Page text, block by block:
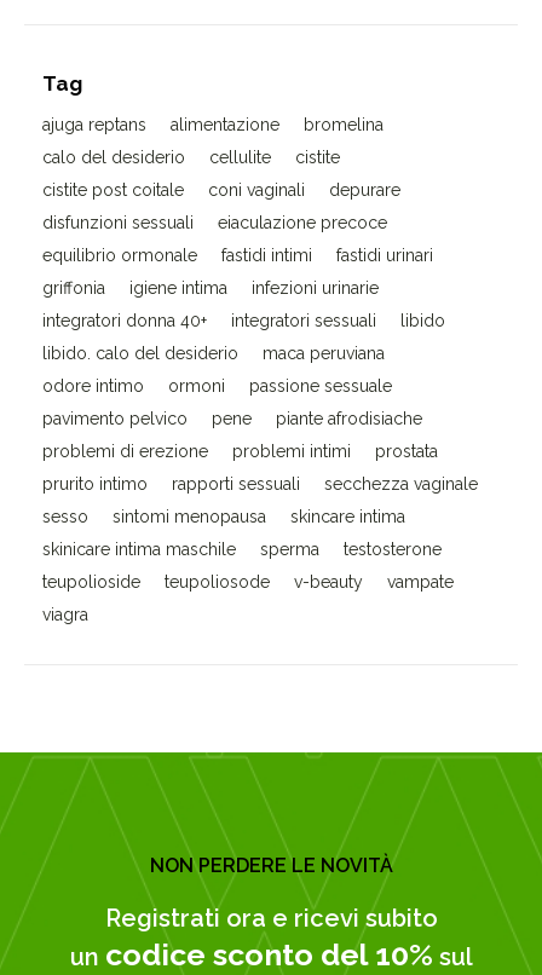
Tag
ajuga reptans alimentazione
bromelina
calo del desiderio
cellulite
cistite
cistite post coitale
coni vaginali
depurare
disfunzioni sessuali
eiaculazione precoce
equilibrio ormonale
fastidi intimi
fastidi urinari
griffonia
igiene intima
infezioni urinarie
integratori donna 40+
integratori sessuali
libido
libido. calo del desiderio
maca peruviana
odore intimo
ormoni
passione sessuale
pavimento pelvico
pene
piante afrodisiache
problemi di erezione
problemi intimi
prostata
prurito intimo
rapporti sessuali
secchezza vaginale
sesso
sintomi menopausa
skincare intima
skinicare intima maschile
sperma
testosterone
teupolioside
teupoliosode v-beauty
vampate
viagra
NON PERDERE LE NOVITÀ
Registrati ora e ricevi subito
un codice sconto del 10% sul